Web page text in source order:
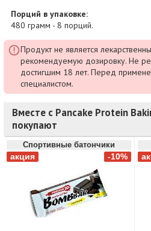
Порций в упаковке:
480 грамм - 8 порций.
Продукт не является
рекомендуемую дозировку. Не
достигшим 18 лет. Перед
специалистом.
Вместе с Pancake Protein
покупают
Спортивные батончики